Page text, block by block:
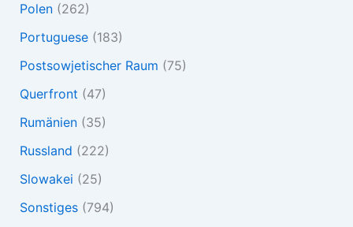
Polen(262)
Portuguese(183)
Postsowjetischer Raum (75)
Querfront (47)
Rumänien(35)
Russland (222)
Slowakei (25)
Sonstiges(794)